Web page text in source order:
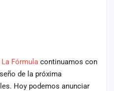
La Fórmula continuamos con
de la próxima
Hoy podemos anunciar